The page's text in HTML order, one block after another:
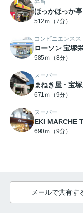
弁当
ほっかほっか
512ｍ（7分）
コンビニエンスス
ローソン 宝塚
585ｍ（8分）
スーパー
まねき屋・宝
671ｍ（9分）
スーパー
EKI MARCHE
690ｍ（9分）
メールで共有す